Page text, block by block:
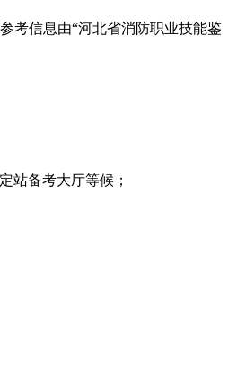
考信息由“河北省消防职业技能鉴
站备考大厅等候；